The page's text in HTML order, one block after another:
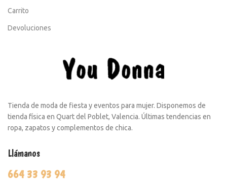
Carrito
Devoluciones
Tienda de moda de fiesta y eventos para mujer. Disponemos de
tienda física en Quart del Poblet, Valencia. Últimas tendencias en
ropa, zapatos y complementos de chica.
Llámanos
664 33 93 94